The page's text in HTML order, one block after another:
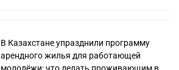
В Казахстане упразднили программу
арендного жилья для работающей